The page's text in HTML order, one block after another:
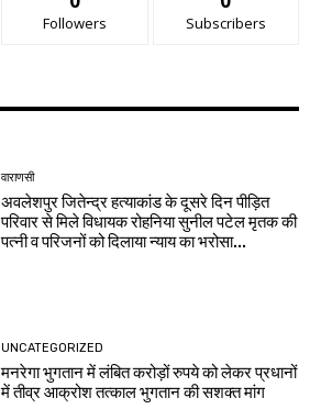
Followers Subscribers
वाराणसी
अवलेशपुर जितेन्द्र हत्याकांड के दूसरे दिन पीड़ित
परिवार से मिले विधायक रोहनिया सुनील पटेल मृतक की
पत्नी व परिजनों को दिलाया न्याय का भरोसा...
UNCATEGORIZED
मनरेगा भुगतान में लंबित करोड़ों रुपये को लेकर प्रधानों
में तीव्र आक्रोश तत्काल भुगतान की सशक्त मांग